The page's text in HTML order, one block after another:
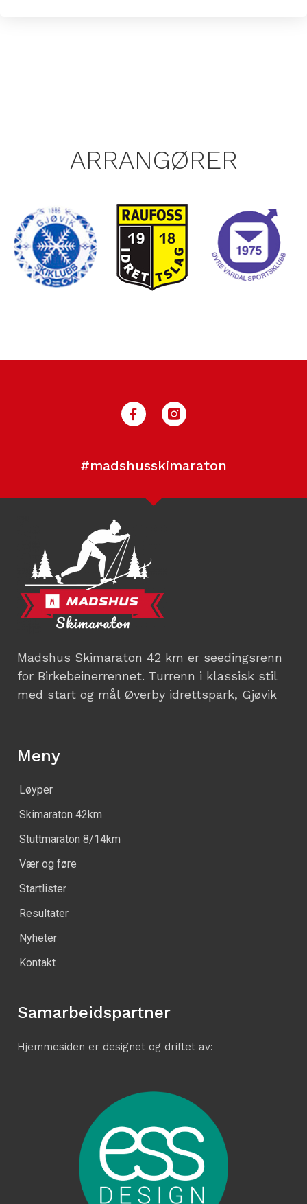
ARRANGØRER
#madshusskimaraton
Madshus Skimaraton 42 km er seedingsrenn
for Birkebeinerrennet. Turrenn i klassisk stil
med start og mål Øverby idrettspark, Gjøvik
Meny
Løyper
Skimaraton 42km
Stuttmaraton 8/14km
Vær og føre
Startlister
Resultater
Nyheter
Kontakt
Samarbeidspartner
Hjemmesiden er designet og driftet av: